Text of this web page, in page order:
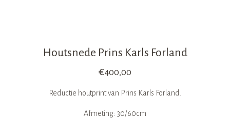
Houtsnede Prins Karls Forland
€400,00
Reductie houtprint van Prins Karls Forland.
Afmeting: 30/60cm